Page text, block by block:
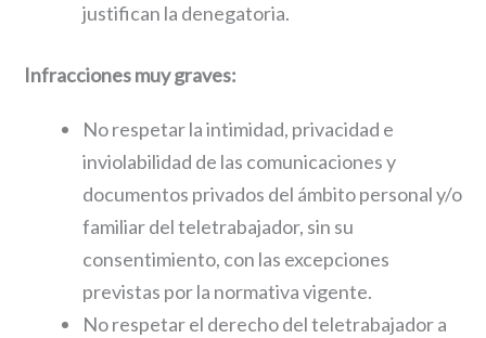
justifican la denegatoria.
Infracciones muy graves:
No respetar la intimidad, privacidad e
inviolabilidad de las comunicaciones y
documentos privados del ámbito personal y/o
familiar del teletrabajador, sin su
consentimiento, con las excepciones
previstas por la normativa vigente.
No respetar el derecho del teletrabajador a